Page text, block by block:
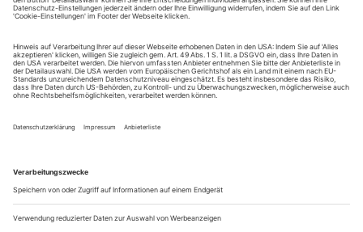
Die Leute drückten so lange auf den Knöpfen...
Tetrissteine sind auch nur Menschen
Miroslava Svolikova «RAND»
Wer nichts über die Sozialstruktur der Ameisen weiß, hält
möglicherweise auch die Dramatiker*innen des Absurden
spekulieren. Sie beschäftigt sich mit Ameisen und ist eine
Autorin, der wahrlich nicht vorzuwerfen ist, dass sie die
Verbindungen zwischen der...